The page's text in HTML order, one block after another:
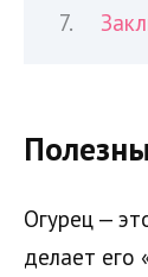
Огурец —
делает его